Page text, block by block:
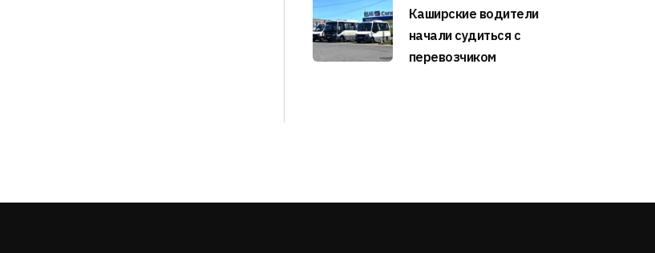
Каширские водители
начали судиться с
перевозчиком